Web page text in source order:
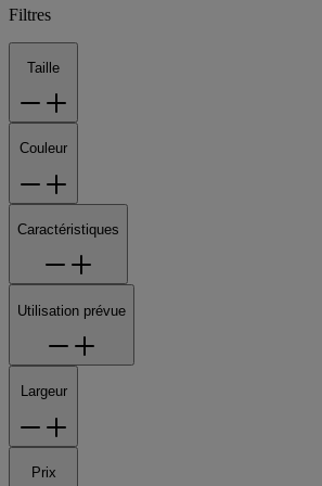
Filtres
Taille
Couleur
Caractéristiques
Utilisation prévue
Largeur
Prix